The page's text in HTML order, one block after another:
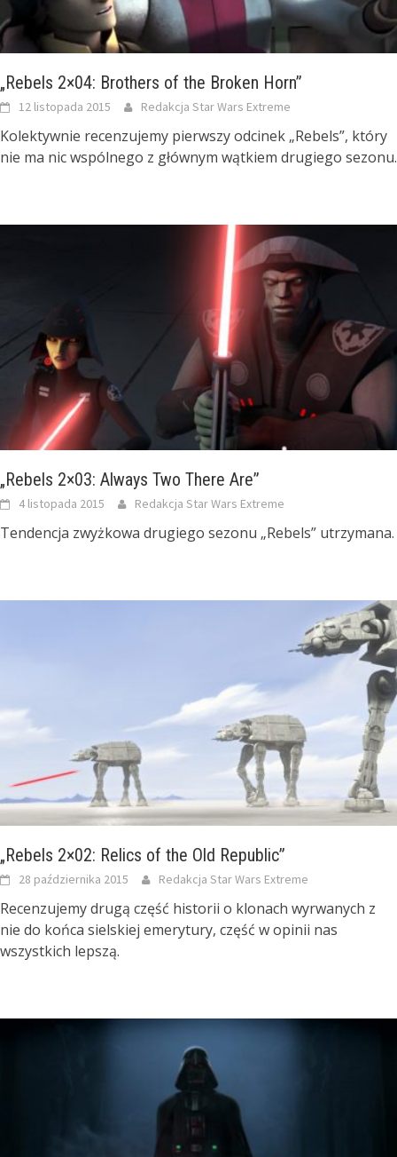
„Rebels 2×04: Brothers of the Broken Horn”
12 listopada 2015 Redakcja Star Wars Extreme
Kolektywnie recenzujemy pierwszy odcinek „Rebels”, który
nie ma nic wspólnego z głównym wątkiem drugiego sezonu.
„Rebels 2×03: Always Two There Are”
4 listopada 2015 Redakcja Star Wars Extreme
Tendencja zwyżkowa drugiego sezonu „Rebels” utrzymana.
„Rebels 2×02: Relics of the Old Republic”
28 października 2015 Redakcja Star Wars Extreme
Recenzujemy drugą część historii o klonach wyrwanych z
nie do końca sielskiej emerytury, część w opinii nas
wszystkich lepszą.